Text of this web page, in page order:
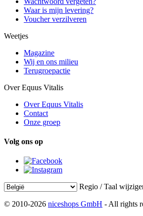
Waar is mijn levering?
Voucher verzilveren
Weetjes
Magazine
Wij en ons milieu
Terugroepactie
Over Equus Vitalis
Over Equus Vitalis
Contact
Onze groep
Volg ons op
Regio / Taal
© 2010-2026 niceshops GmbH - All rights